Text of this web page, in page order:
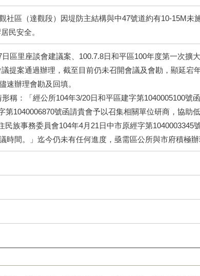
社區（達觀段）因堤防主結構與中47號道約有10-15M未
民安全。
區里座談會建議案、100.7.8日和平區100年度第一次擴
提案通過辦理，截至目前仍未召開會議及會勘，顯延宕
速辦理會勘及回填。
稱：「經公所104年3/20日和平區建字第1040005100號
第1040006870號函請貴會予以召集相關單位研商，協助
民族事務委員會104年4月21日中市原經字第1040003345
時間。」迄今仍未有任何進度，亟需區公所與市府積極辦